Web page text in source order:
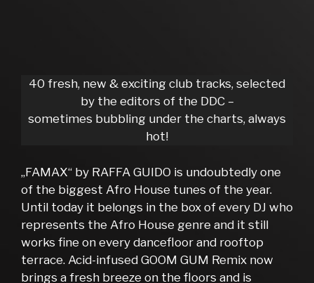
40 fresh, new & exciting club tracks, selected
by the editors of the DDC –
sometimes bubbling under the charts, always
hot!
„FAMAX“ by RAFFA GUIDO is undoubtedly one
of the biggest Afro House tunes of the year.
Until today it belongs in the box of every DJ who
represents the Afro House genre and it still
works fine on every dancefloor and rooftop
terrace. Acid-infused GOOM GUM Remix now
brings a fresh breeze on the floors and is